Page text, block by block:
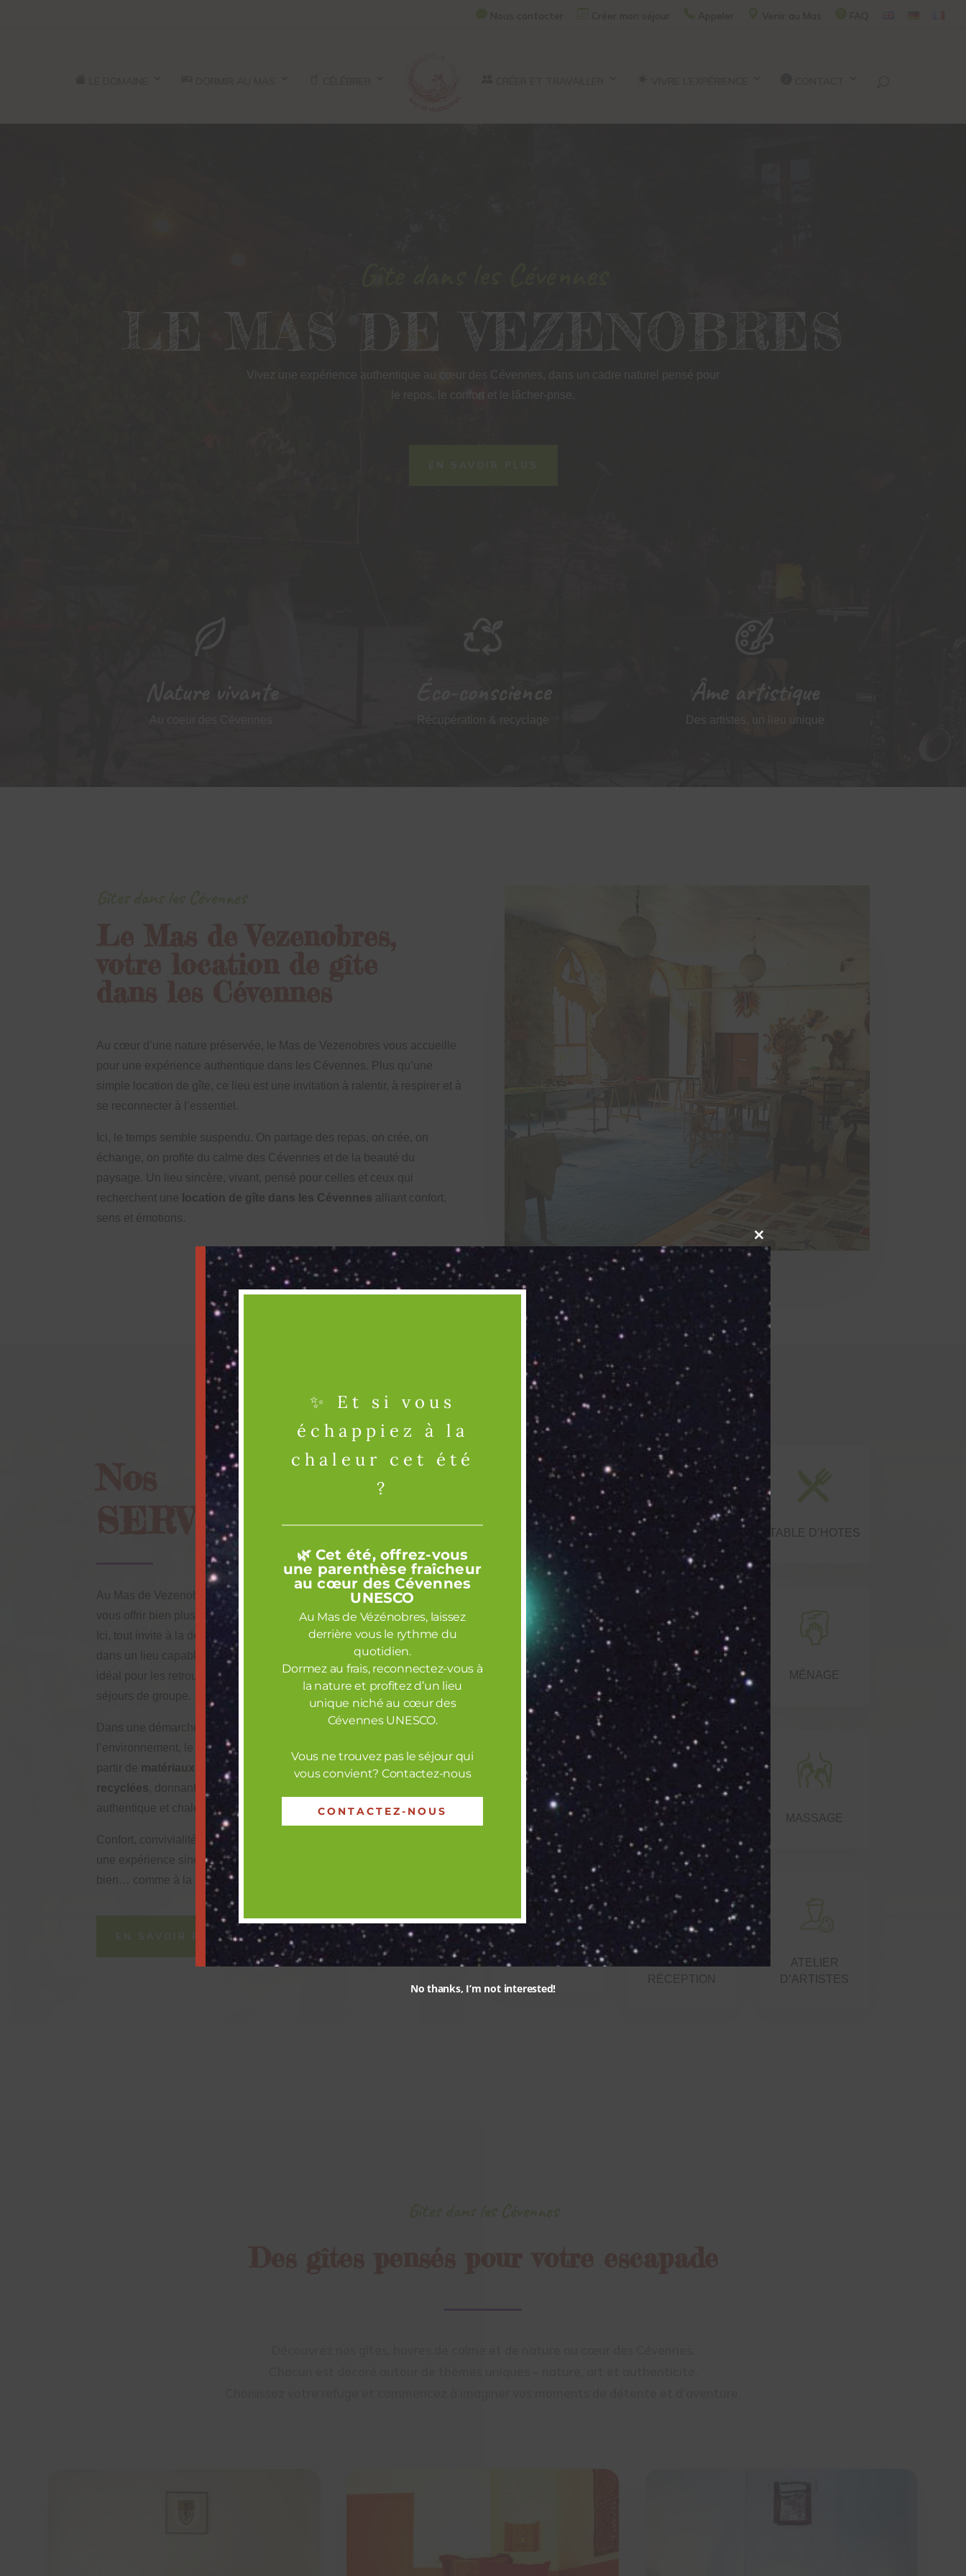
LE MAS DE VEZENOBRES
Vivez une expérience authentique au cœur des Cévennes, dans un cadre naturel pensé pour
le repos, le confort et le lâcher-prise.
Nature vivante Éco-conscience
Récupération & recyclage
Âme artistique
Des artistes, un lieu unique
Au cœur d’une nature préservée, le Mas de Vezenobres vous accueille
pour une expérience authentique dans les Cévennes. Plus qu’une
simple location de gîte, ce lieu est une invitation à ralentir, à respirer et à
se reconnecter à l’essentiel.
Ici, le temps semble suspendu. On partage des repas, on crée, on
échange, on profite du calme des Cévennes et de la beauté du
paysage. Un lieu sincère, vivant, pensé pour celles et ceux qui
recherchent une location de gîte dans les Cévennes alliant confort,
sens et émotions.
SERVICES
Au Mas de Vezenobres, chaque service a été pensé pour
vous offrir bien plus qu’un simple séjour.
Ici, tout invite à la détente, au partage et à la reconnexion,
dans un lieu capable d’accueillir
jusqu’à 35 personnes,
idéal pour les retrouvailles en famille, entre amis ou pour vos
séjours de groupe.
Dans une démarche profondément respectueuse de
l’environnement, le Mas a été aménagé en grande partie à
partir de matériaux de récupération et de matières
recyclées, donnant à chaque espace une âme unique,
authentique et chaleureuse.
Confort, convivialité et engagement se rencontrent pour créer
une expérience sincère, où l’on se sent immédiatement
bien… comme à la maison, en pleine nature.
EN SAVOIR PLUS
35 PERSONNES
BARBECUE
PARKING
BASSIN NATUREL
WIFI GRATUIT
LAVERIE
SALLE DE
RÉCEPTION
TABLE D’HOTES
MÉNAGE
MASSAGE
ATELIER
D’ARTISTES
Close
this
module
✨ Et si vous
échappiez à la
chaleur cet été
?
🌿 Cet été, offrez-vous
une parenthèse fraîcheur
au cœur des Cévennes
UNESCO
Au Mas de Vézénobres, laissez
derrière vous le rythme du
quotidien.
Dormez au frais, reconnectez-vous à
la nature et profitez d’un lieu
unique niché au cœur des
Cévennes UNESCO.
Vous ne trouvez pas le séjour qui
vous convient? Contactez-nous
CONTACTEZ-NOUS
No thanks, I’m not interested!